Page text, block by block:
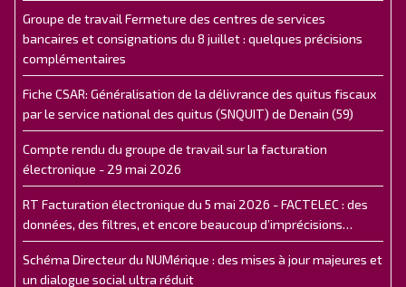
Groupe de travail Fermeture des centres de services
bancaires et consignations du 8 juillet : quelques précisions
complémentaires
Fiche CSAR: Généralisation de la délivrance des quitus fiscaux
par le service national des quitus (SNQUIT) de Denain (59)
Compte rendu du groupe de travail sur la facturation
électronique - 29 mai 2026
RT Facturation électronique du 5 mai 2026 - FACTELEC : des
données, des filtres, et encore beaucoup d’imprécisions…
Schéma Directeur du NUMérique : des mises à jour majeures et
un dialogue social ultra réduit